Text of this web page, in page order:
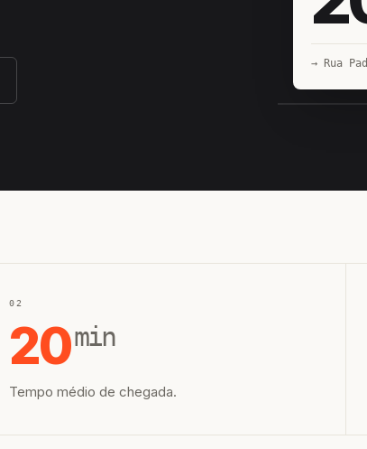
→ Rua
02
20min
Tempo médio de chegada.